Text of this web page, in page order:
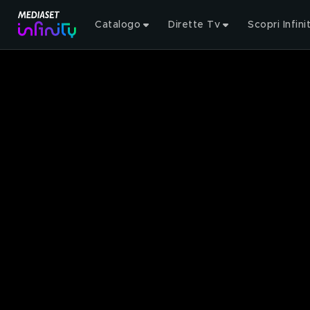
Catalogo Dirette Tv Scopri